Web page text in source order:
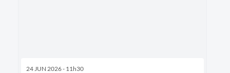
24 JUN 2026 - 11h30